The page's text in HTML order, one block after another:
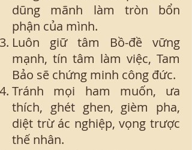
dũng mãnh làm tròn bổn
phận của mình.
Luôn giữ tâm Bồ-đề vững
mạnh, tín tâm làm việc, Tam
Bảo sẽ chứng minh công đức.
Tránh mọi ham muốn, ưa
thích, ghét ghen, gièm pha,
diệt trừ ác nghiệp, vọng trược
thế nhân.